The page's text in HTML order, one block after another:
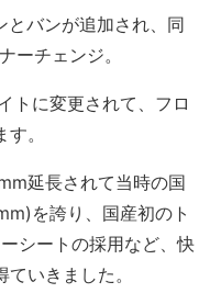
バンが追加され、同
ーチェンジ。
トに変更されて、フロ
。
延長されて当時の国
を誇り、国産初のト
シートの採用など、快
いきました。